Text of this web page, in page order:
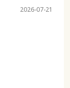
2026-07-21